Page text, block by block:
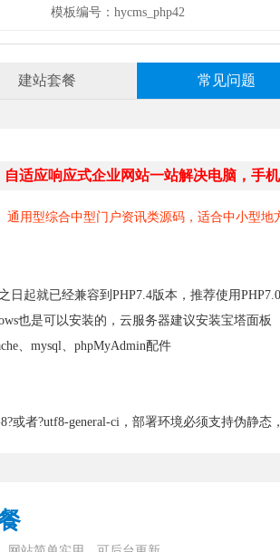
模板编号：hycms_php42
建站套餐 常见问题
自适应响应式企业网站一站解决电脑，手
用型综合中型门户资讯类源码，适合中小型
日起就已经兼容到PHP7.4版本，推荐使用
也是可以安装的，云服务器建议安装宝塔面板
、mysql、phpMyAdmin配件
或者?utf8-general-ci，部署环境必须支持伪静态